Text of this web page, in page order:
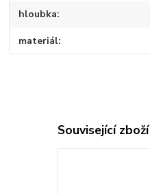
hloubka
materiál
Související zboží